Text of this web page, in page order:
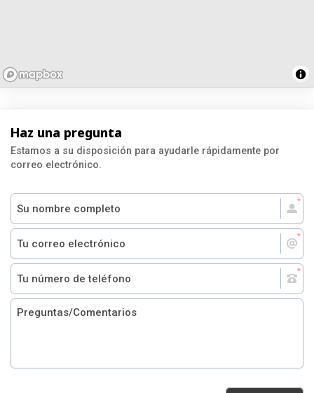
Haz una pregunta
Estamos a su disposición para ayudarle rápidamente por
correo electrónico.